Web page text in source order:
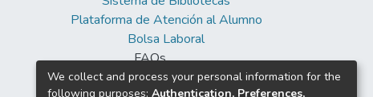
Plataforma de Atención al Alumno
Bolsa Laboral
FAQs
Facebook
We collect and process your personal information for the
following purposes: Authentication, Preferences,